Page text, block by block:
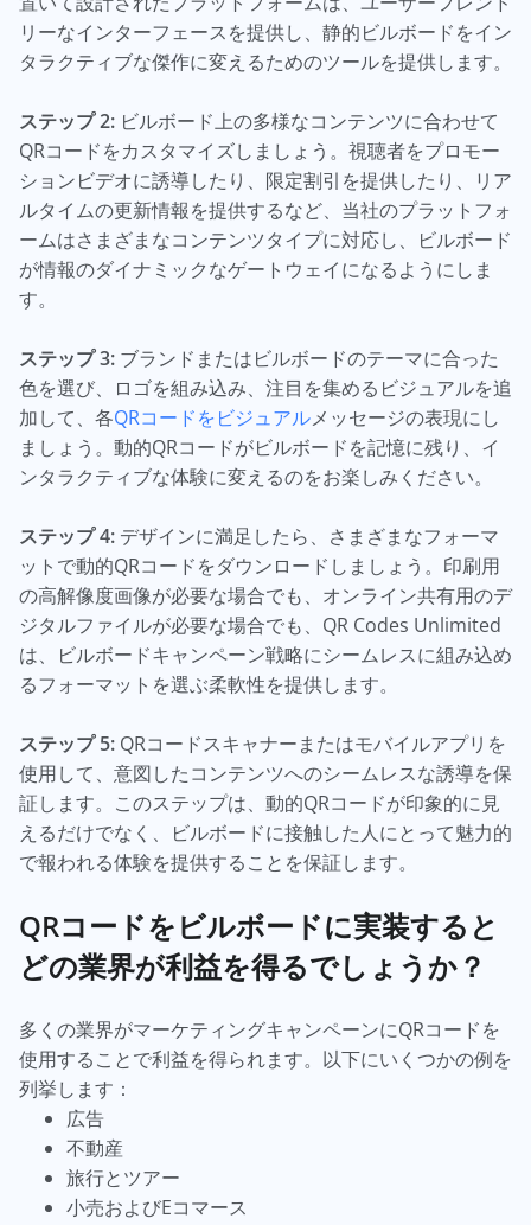
リーなインターフェースを提供し、静的ビルボードをイン
タラクティブな傑作に変えるためのツールを提供します。
ステップ 2: ビルボード上の多様なコンテンツに合わせて
QRコードをカスタマイズしましょう。視聴者をプロモー
ションビデオに誘導したり、限定割引を提供したり、リア
ルタイムの更新情報を提供するなど、当社のプラットフォ
ームはさまざまなコンテンツタイプに対応し、ビルボード
が情報のダイナミックなゲートウェイになるようにしま
す。
ステップ 3: ブランドまたはビルボードのテーマに合った
色を選び、ロゴを組み込み、注目を集めるビジュアルを追
加して、各QRコードをビジュアルメッセージの表現にし
ましょう。動的QRコードがビルボードを記憶に残り、イ
ンタラクティブな体験に変えるのをお楽しみください。
ステップ 4: デザインに満足したら、さまざまなフォーマ
ットで動的QRコードをダウンロードしましょう。印刷用
の高解像度画像が必要な場合でも、オンライン共有用のデ
ジタルファイルが必要な場合でも、QR Codes Unlimited
は、ビルボードキャンペーン戦略にシームレスに組み込め
るフォーマットを選ぶ柔軟性を提供します。
ステップ 5: QRコードスキャナーまたはモバイルアプリを
使用して、意図したコンテンツへのシームレスな誘導を保
証します。このステップは、動的QRコードが印象的に見
えるだけでなく、ビルボードに接触した人にとって魅力的
で報われる体験を提供することを保証します。
QRコードをビルボードに実装すると
どの業界が利益を得るでしょうか？
多くの業界がマーケティングキャンペーンにQRコードを
使用することで利益を得られます。以下にいくつかの例を
列挙します：
広告
不動産
旅行とツアー
小売およびEコマース